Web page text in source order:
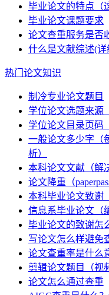
毕业论文的特点（
毕业论文课题要求
论文查重服务是否
什么是文献综述(
热门论文知识
制冷专业论文题目
学位论文选题来源
学位论文目录页码
一般论文多少字（
析）
本科论文文献（解
论文降重（
本科毕业论文致谢
信息系毕业论文（
毕业论文的致谢怎
写论文怎么样避免
论文查重率是什么
剪辑论文题目（视
论文怎么通过查重